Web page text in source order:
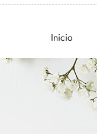
Inicio